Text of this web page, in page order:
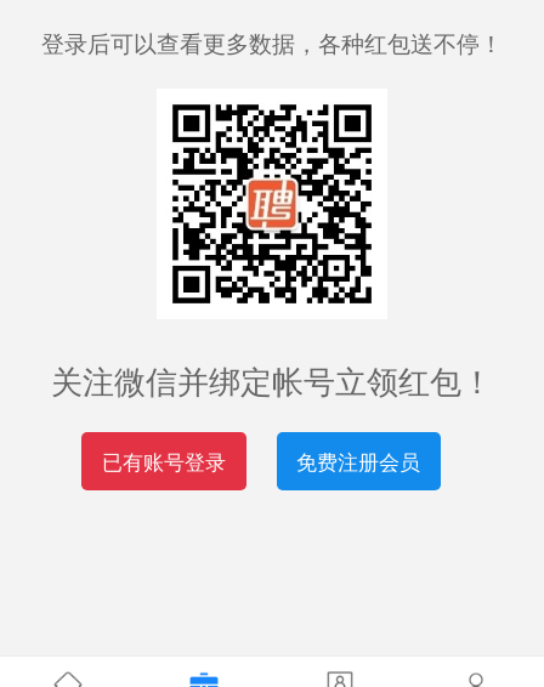
登录后可以查看更多数据，各种红包送不停！
关注微信并绑定帐号立领红包！
已有账号登录 免费注册会员